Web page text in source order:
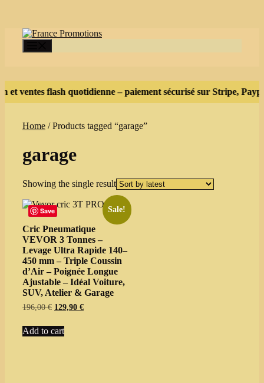
content
Menu
et ventes flash quotidienne – paiement sécurisé sur Stripe,
Home / Products tagged “garage”
garage
Showing the single result
Save Sale!
Cric Pneumatique
VEVOR 3 Tonnes –
Levage Ultra Rapide 140–
450 mm – Triple Coussin
d’Air – Poignée Longue
Ajustable – Idéal Voiture,
SUV, Atelier & Garage
196,00€ Original
was:
196,00 €.
129,90 €Current
Add to cart